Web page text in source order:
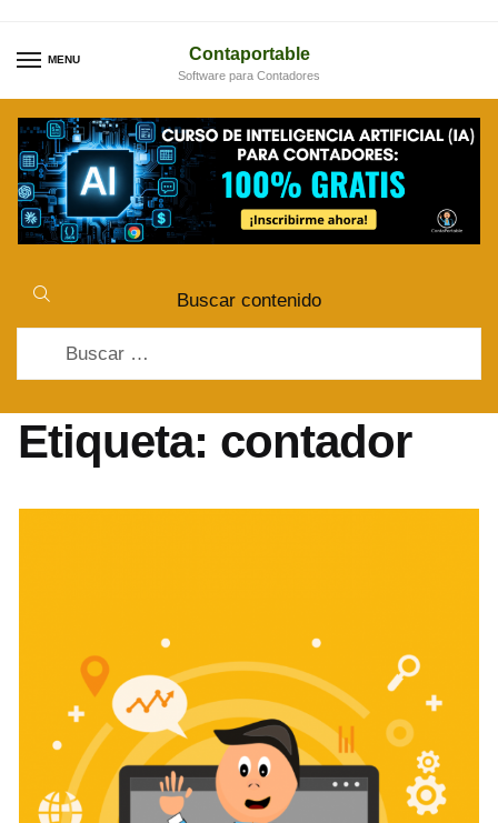
to
to
MENU Contaportable
Software para Contadores
Buscar contenido
Etiqueta: contador